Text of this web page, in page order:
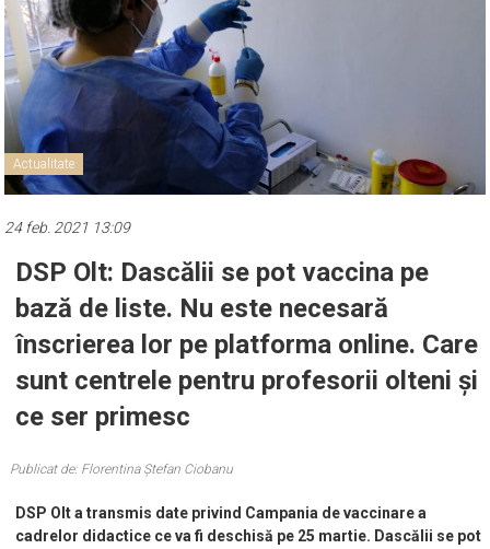
Actualitate
24 feb. 2021 13:09
DSP Olt: Dascălii se pot vaccina pe
bază de liste. Nu este necesară
înscrierea lor pe platforma online. Care
sunt centrele pentru profesorii olteni și
ce ser primesc
Publicat de: Florentina Ștefan Ciobanu
DSP Olt a transmis date privind Campania de vaccinare a
cadrelor didactice ce va fi deschisă pe 25 martie. Dascălii se pot